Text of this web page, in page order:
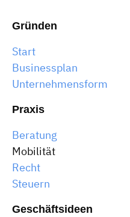
Gründen
Start
Businessplan
Unternehmensform
Praxis
Beratung
Mobilität
Recht
Steuern
Geschäftsideen